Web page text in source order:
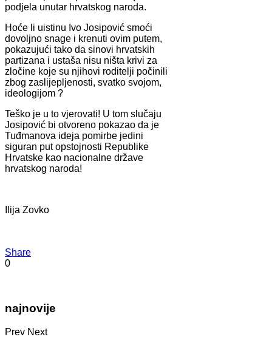
podjela unutar hrvatskog naroda.
Hoće li uistinu Ivo Josipović smoći
dovoljno snage i krenuti ovim putem,
pokazujući tako da sinovi hrvatskih
partizana i ustaša nisu ništa krivi za
zločine koje su njihovi roditelji počinili
zbog zaslijepljenosti, svatko svojom,
ideologijom ?
Teško je u to vjerovati! U tom slučaju
Josipović bi otvoreno pokazao da je
Tuđmanova ideja pomirbe jedini
siguran put opstojnosti Republike
Hrvatske kao nacionalne države
hrvatskog naroda!
Ilija Zovko
Share
0
najnovije
Prev Next